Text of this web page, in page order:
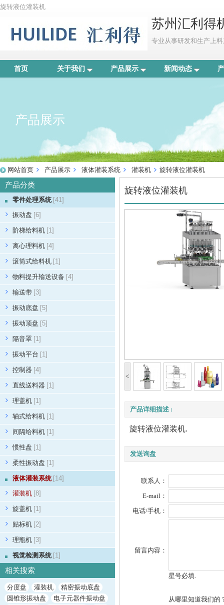
旋转液位灌装机
苏州汇利得
专业从事研发和生产上
首页 关于我们 产品展示 新闻动态
产品展示
网站首页 产品展示 液体灌装系统 灌装机 旋转液位灌装机
产品分类
零件处理系统 [41]
振动盘 [6]
阶梯给料机 [1]
离心理料机 [4]
滚筒式给料机 [1]
物料提升输送设备 [4]
输送带 [3]
振动底盘 [5]
振动顶盘 [5]
隔音罩 [1]
振动平台 [1]
控制器 [4]
直线送料器 [1]
理盖机 [1]
轴式给料机 [1]
间隔给料机 [1]
惯性盘 [1]
柔性振动盘 [1]
液体灌装系统 [14]
灌装机 [8]
旋盖机 [1]
贴标机 [2]
理瓶机 [3]
视觉检测系统 [1]
相关搜索
分度盘 灌装机
精密振动底盘
圆锥形振动盘
电子元器件振动盘
旋转液位灌装机
<
产品详细描述 :
旋转液位灌装机.
发送询盘
联系人：
E-mail：
电话/手机：
留言内容：
星号必填.
从哪里知道我们的